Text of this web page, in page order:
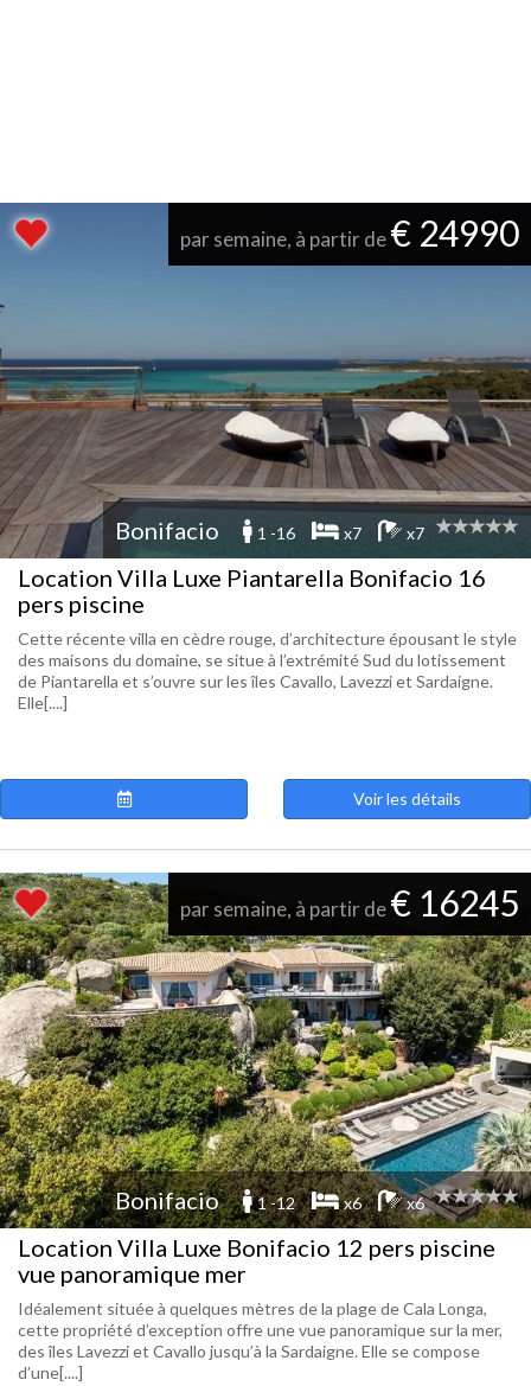
par semaine, à partir de€ 24990
Bonifacio 1 -16 x7 x7
Location Villa Luxe Piantarella Bonifacio 16
pers piscine
Cette récente villa en cèdre rouge, d’architecture épousant le style
des maisons du domaine, se situe à l’extrémité Sud du lotissement
de Piantarella et s’ouvre sur les îles Cavallo, Lavezzi et Sardaigne.
Elle[....]
Voir les détails
par semaine, à partir de€ 16245
Bonifacio 1 -12 x6 x6
Location Villa Luxe Bonifacio 12 pers piscine
vue panoramique mer
Idéalement située à quelques mètres de la plage de Cala Longa,
cette propriété d’exception offre une vue panoramique sur la mer,
des îles Lavezzi et Cavallo jusqu’à la Sardaigne. Elle se compose
d’une[....]